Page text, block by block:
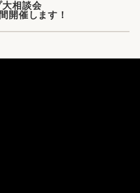
大相談会
開催します！